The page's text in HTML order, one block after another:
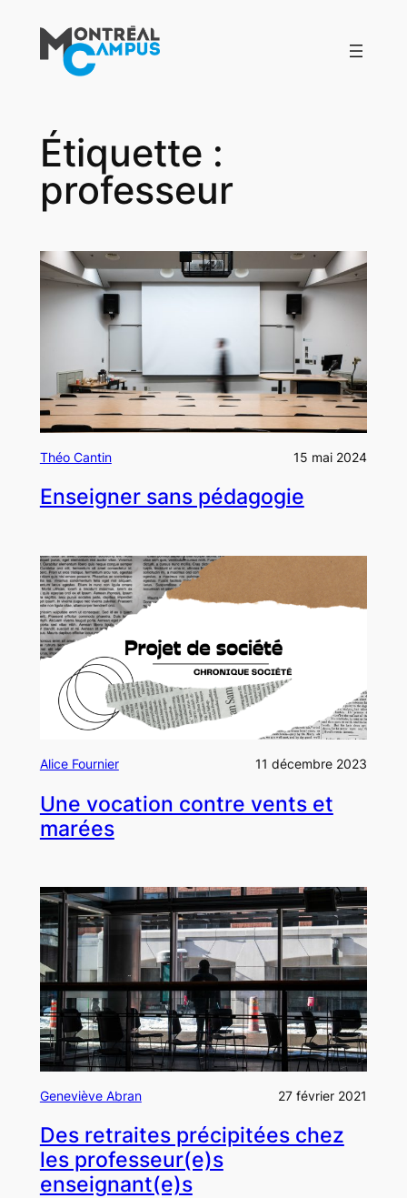
contenu
Étiquette :
professeur
Théo Cantin 15 mai 2024
Enseigner sans pédagogie
Alice Fournier 11 décembre 2023
Une vocation contre vents et
marées
Geneviève Abran 27 février 2021
Des retraites précipitées chez
les professeur(e)s
enseignant(e)s